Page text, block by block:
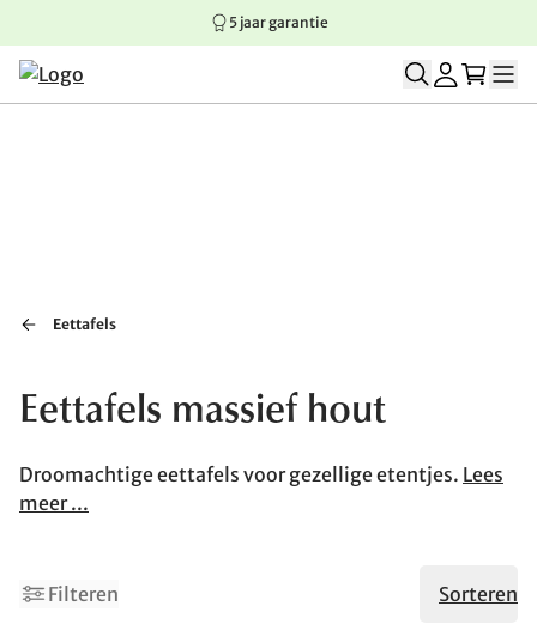
Springen naar hoofdinhoud
Springen naar hoofdnavigatie
Springen naar voettekst
5 jaar garantie
Eettafels
Eettafels massief hout
Droomachtige eettafels voor gezellige etentjes. Lees
meer ...
Filteren Sorteren
2